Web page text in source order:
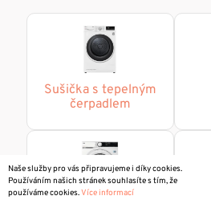
Sušička s tepelným
čerpadlem
Naše služby pro vás připravujeme i díky cookies.
Používáním našich stránek souhlasíte s tím, že
používáme cookies.Více informací